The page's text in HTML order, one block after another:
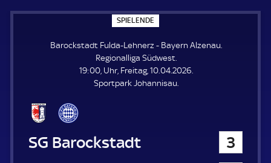
SPIELENDE
P
E
L
E
N
E
Barockstadt Fulda-Lehnerz - Bayern Alzenau.
Regionalliga Südwest.
19:00, Uhr, Freitag, 10.04.2026.
Sportpark Johannisau.
Barockstadt Fulda-Lehnerz
3